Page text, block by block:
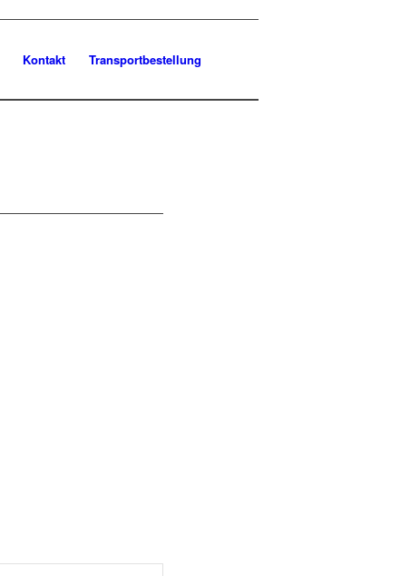
Kontakt Transportbestellung